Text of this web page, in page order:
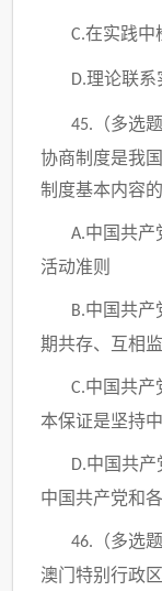
C.在实践中
D.理论联系
45. （多选题
协商制度是我
制度基本内容
A.中国共产
活动准则
B.中国共产
期共存、互相
C.中国共产
本保证是坚持
D.中国共产
中国共产党和
46. （多选
澳门特别行政